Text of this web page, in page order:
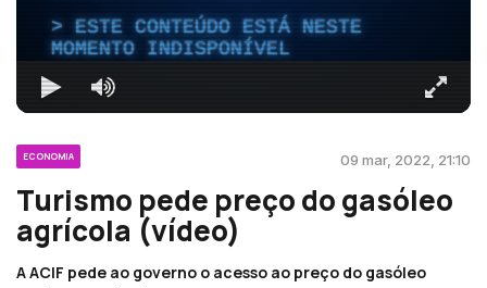
ESTE CONTEÚDO ESTÁ NESTE
MOMENTO INDISPONÍVEL
ECONOMIA 09 mar, 2022, 21:10
Turismo pede preço do gasóleo
agrícola (vídeo)
A ACIF pede ao governo o acesso ao preço do gasóleo